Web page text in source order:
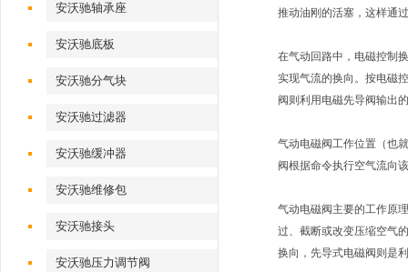
安沃驰轴承座
安沃驰底板
安沃驰分气块
安沃驰过滤器
安沃驰缓冲器
安沃驰维修包
安沃驰接头
安沃驰压力调节阀
推动油刚的活塞，这样通
在气动回路中，电磁控制
实现气流的换向。按电磁
阀则利用电磁先导阀输出
气动电磁阀工作位置（也
阀根据命令执行空气流向
气动电磁阀主要的工作原
过、截断或改变压缩空气
换向，先导式电磁阀则是